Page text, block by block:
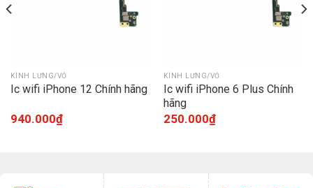
KÍNH LƯNG/VỎ
Ic wifi iPhone 12 Chính hãng
940.000₫
KÍNH LƯNG/VỎ
Ic wifi iPhone 6 Plus Chính
hãng
250.000₫